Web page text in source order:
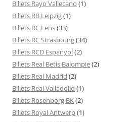
Billets Rayo Vallecano (1)
Billets RB Leipzig(1)
Billets RC Lens(33)
Billets RC Strasbourg(34)
Billets RCD Espanyol(2)
Billets Real Betis Balompie(2)
Billets Real Madrid (2)
Billets Real Valladolid (1)
Billets Rosenborg BK(2)
Billets Royal Antwerp(1)